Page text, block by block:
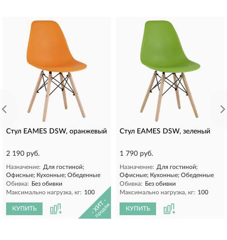
Стул EAMES DSW, оранжевый
2 190 руб.
Назначение: Для гостиной;
Офисные; Кухонные; Обеденные
Обивка: Без обивки
Максимально нагрузка, кг: 100
КУПИТЬ - ХИТ -
продаж
Стул EAMES DSW, зеленый
1 790 руб.
Назначение: Для гостиной;
Офисные; Кухонные; Обеденные
Обивка: Без обивки
Максимально нагрузка, кг: 100
КУПИТЬ